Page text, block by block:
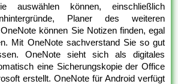
auswählen können, einschließlich
Planer des weiteren
können Sie Notizen finden, egal
Mit OneNote sachverstand Sie so gut
OneNote sieht sich als digitales
eine Sicherungskopie der Office
erstellt. OneNote für Android verfügt